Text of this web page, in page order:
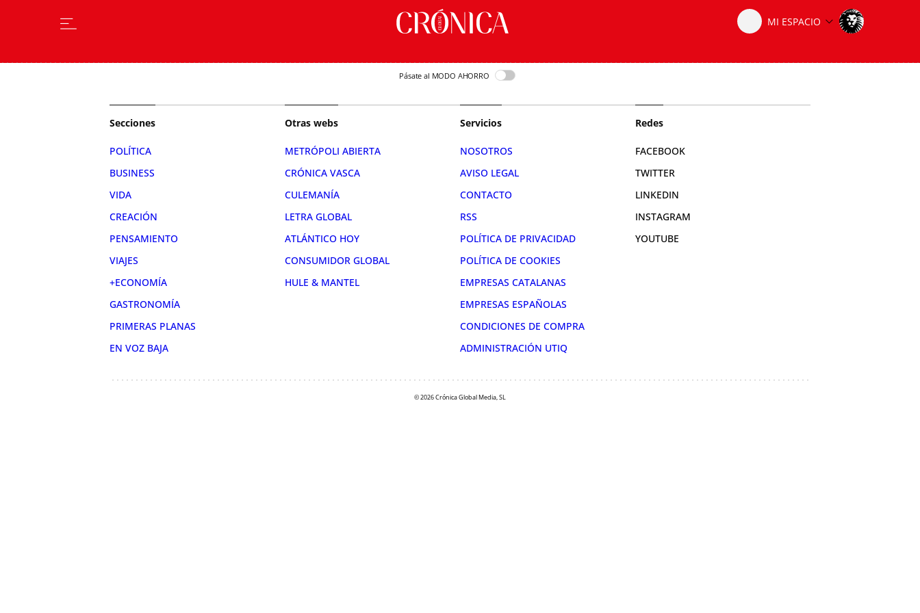
Pásate al MODO AHORRO
Secciones
POLÍTICA
BUSINESS
VIDA
CREACIÓN
PENSAMIENTO
VIAJES
+ECONOMÍA
GASTRONOMÍA
PRIMERAS PLANAS
EN VOZ BAJA
Otras webs
METRÓPOLI ABIERTA
CRÓNICA VASCA
CULEMANÍA
LETRA GLOBAL
ATLÁNTICO HOY
CONSUMIDOR GLOBAL
HULE & MANTEL
Servicios
NOSOTROS
AVISO LEGAL
CONTACTO
RSS
POLÍTICA DE PRIVACIDAD
POLÍTICA DE COOKIES
EMPRESAS CATALANAS
EMPRESAS ESPAÑOLAS
CONDICIONES DE COMPRA
ADMINISTRACIÓN UTIQ
Redes
FACEBOOK
TWITTER
LINKEDIN
INSTAGRAM
YOUTUBE
© 2026 Crónica Global Media, SL